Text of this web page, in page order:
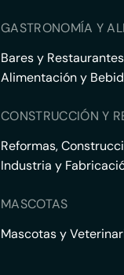
GASTRONOMÍA Y
Bares y Restaurantes
Alimentación y
CONSTRUCCIÓN Y
Reformas,
Industria y
MASCOTAS
Mascotas y